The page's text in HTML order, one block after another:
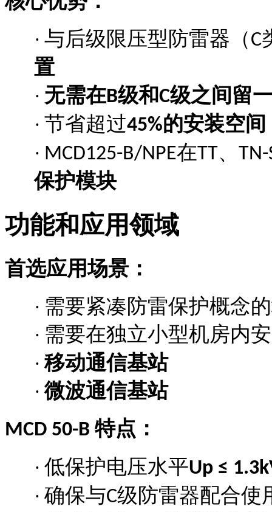
· 与后级限压型防雷器（C
置
· 无需在B级和C级之间留
· 节省超过45%的安装空间
· MCD125-B/NPE在TT、 TN-
保护模块
功能和应用领域
首选应用场景：
· 需要紧凑防雷保护概念
· 需要在独立小型机房内
· 移动通信基站
· 微波通信基站
MCD 50-B 特点：
· 低保护电压水平Up ≤
· 确保与C级防雷器配合使